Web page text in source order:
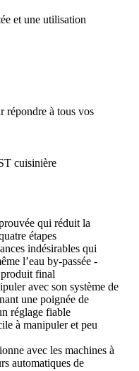
et une utilisation
répondre à tous vos
qui réduit la
étapes
indésirables qui
l’eau by-passée -
final
avec son système de
une poignée de
réglage fiable
à manipuler et peu
avec les machines à
automatiques de